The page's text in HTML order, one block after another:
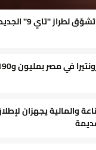
"تاي 9" الجديد كلياً
في مصر بمليون و190 ألف جنيه
والمالية يجهزان